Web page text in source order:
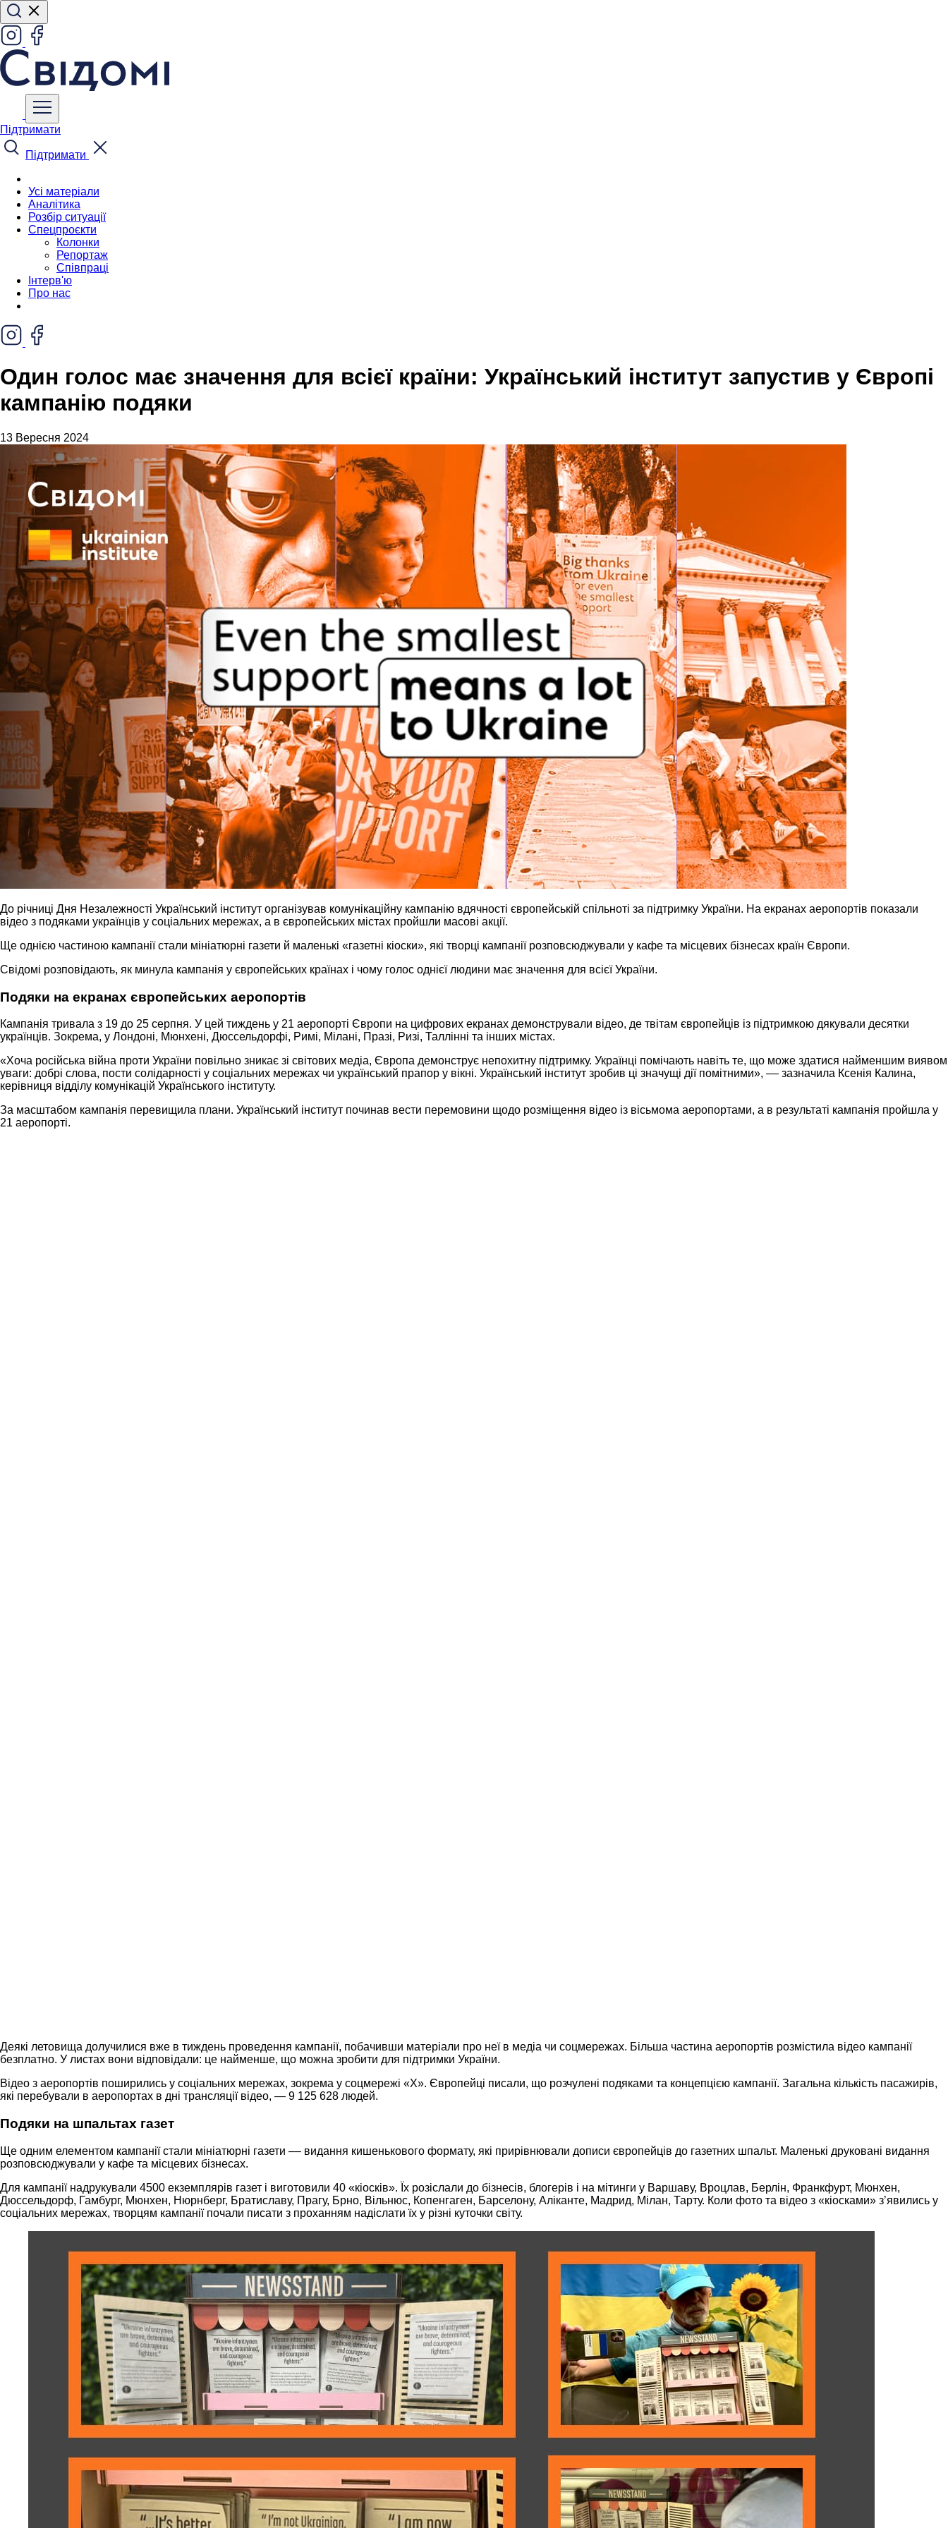
Підтримати
Підтримати
Усі матеріали
Аналітика
Розбір ситуації
Спецпроєкти
Колонки
Репортаж
Співпраці
Інтерв'ю
Про нас
Один голос має значення для всієї країни: Український інститут запустив у Європі
кампанію подяки
13 Вересня 2024
До річниці Дня Незалежності Український інститут організував комунікаційну кампанію вдячності європейській спільноті за підтримку України. На екранах аеропортів показали
відео з подяками українців у соціальних мережах, а в європейських містах пройшли масові акції.
Ще однією частиною кампанії стали мініатюрні газети й маленькі «газетні кіоски», які творці кампанії розповсюджували у кафе та місцевих бізнесах країн Європи.
Свідомі розповідають, як минула кампанія у європейських країнах і чому голос однієї людини має значення для всієї України.
Подяки на екранах європейських аеропортів
Кампанія тривала з 19 до 25 серпня. У цей тиждень у 21 аеропорті Європи на цифрових екранах демонстрували відео, де твітам європейців із підтримкою дякували десятки
українців. Зокрема, у Лондоні, Мюнхені, Дюссельдорфі, Римі, Мілані, Празі, Ризі, Таллінні та інших містах.
«Хоча російська війна проти України повільно зникає зі світових медіа, Європа демонструє непохитну підтримку. Українці помічають навіть те, що може здатися найменшим виявом
уваги: добрі слова, пости солідарності у соціальних мережах чи український прапор у вікні. Український інститут зробив ці значущі дії помітними», –– зазначила Ксенія Калина,
керівниця відділу комунікацій Українського інституту.
За масштабом кампанія перевищила плани. Український інститут починав вести перемовини щодо розміщення відео із вісьмома аеропортами, а в результаті кампанія пройшла у
21 аеропорті.
Деякі летовища долучилися вже в тиждень проведення кампанії, побачивши матеріали про неї в медіа чи соцмережах. Більша частина аеропортів розмістила відео кампанії
безплатно. У листах вони відповідали: це найменше, що можна зробити для підтримки України.
Відео з аеропортів поширились у соціальних мережах, зокрема у соцмережі «X». Європейці писали, що розчулені подяками та концепцією кампанії. Загальна кількість пасажирів,
які перебували в аеропортах в дні трансляції відео, — 9 125 628 людей.
Подяки на шпальтах газет
Ще одним елементом кампанії стали мініатюрні газети –– видання кишенькового формату, які прирівнювали дописи європейців до газетних шпальт. Маленькі друковані видання
розповсюджували у кафе та місцевих бізнесах.
Для кампанії надрукували 4500 екземплярів газет і виготовили 40 «кіосків». Їх розіслали до бізнесів, блогерів і на мітинги у Варшаву, Вроцлав, Берлін, Франкфурт, Мюнхен,
Дюссельдорф, Гамбург, Мюнхен, Нюрнберг, Братиславу, Прагу, Брно, Вільнюс, Копенгаген, Барселону, Аліканте, Мадрид, Мілан, Тарту. Коли фото та відео з «кіосками» зʼявились у
соціальних мережах, творцям кампанії почали писати з проханням надіслати їх у різні куточки світу.